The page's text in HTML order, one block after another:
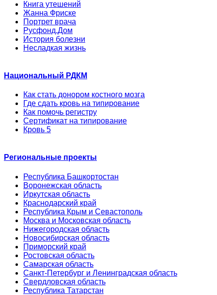
Книга утешений
Жанна Фриске
Портрет врача
Русфонд.Дом
История болезни
Несладкая жизнь
Национальный РДКМ
Как стать донором костного мозга
Где сдать кровь на типирование
Как помочь регистру
Сертификат на типирование
Кровь 5
Региональные проекты
Республика Башкортостан
Воронежская область
Иркутская область
Краснодарский край
Республика Крым и Севастополь
Москва и Московская область
Нижегородская область
Новосибирская область
Приморский край
Ростовская область
Самарская область
Санкт-Петербург и Ленинградская область
Свердловская область
Республика Татарстан